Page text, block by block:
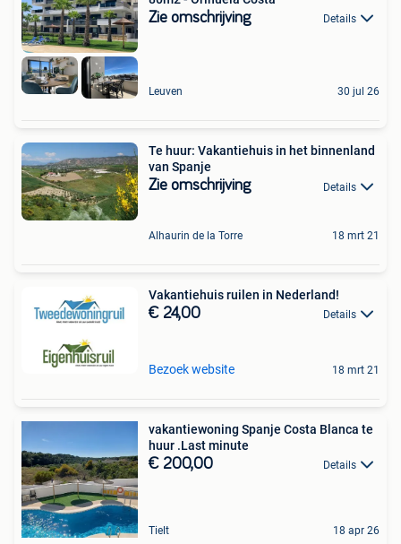
Zie omschrijving Details
Leuven 30 jul 26
Te huur: Vakantiehuis in het binnenland
van Spanje
Zie omschrijving Details
Alhaurin de la Torre 18 mrt 21
Vakantiehuis ruilen in Nederland!
€ 24,00 Details
Bezoek website 18 mrt 21
vakantiewoning Spanje Costa Blanca te
huur .Last minute
€ 200,00 Details
Tielt 18 apr 26